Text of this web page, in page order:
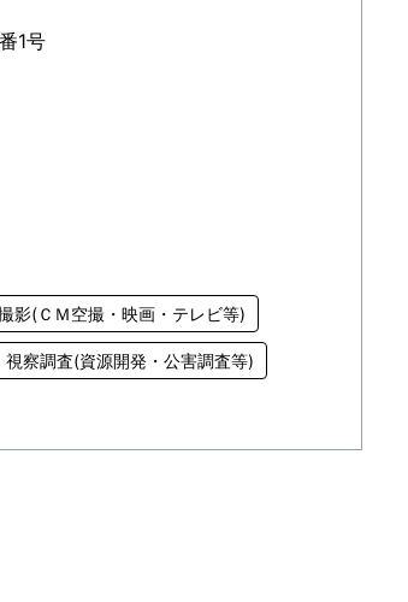
1号
影(ＣＭ空撮・映画・テレビ等)
視察調査(資源開発・公害調査等)